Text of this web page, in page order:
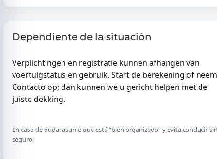
Dependiente de la situación
Verplichtingen en registratie kunnen afhangen van
voertuigstatus en gebruik. Start de berekening of neem
Contacto op; dan kunnen we u gericht helpen met de
juiste dekking.
En caso de duda: asume que está “bien organizado” y evita conducir sin
seguro.